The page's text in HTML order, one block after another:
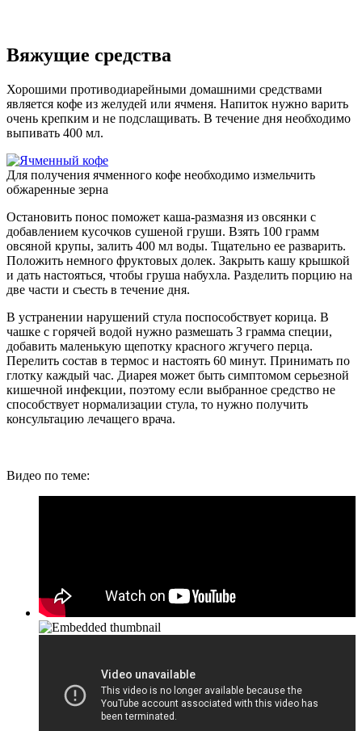
Вяжущие средства
Хорошими противодиарейными домашними средствами
является кофе из желудей или ячменя. Напиток нужно варить
очень крепким и не подслащивать. В течение дня необходимо
выпивать 400 мл.
Для получения ячменного кофе необходимо измельчить
обжаренные зерна
Остановить понос поможет каша-размазня из овсянки с
добавлением кусочков сушеной груши. Взять 100 грамм
овсяной крупы, залить 400 мл воды. Тщательно ее разварить.
Положить немного фруктовых долек. Закрыть кашу крышкой
и дать настояться, чтобы груша набухла. Разделить порцию на
две части и съесть в течение дня.
В устранении нарушений стула поспособствует корица. В
чашке с горячей водой нужно размешать 3 грамма специи,
добавить маленькую щепотку красного жгучего перца.
Перелить состав в термос и настоять 60 минут. Принимать по
глотку каждый час. Диарея может быть симптомом серьезной
кишечной инфекции, поэтому если выбранное средство не
способствует нормализации стула, то нужно получить
консультацию лечащего врача.
Видео по теме: